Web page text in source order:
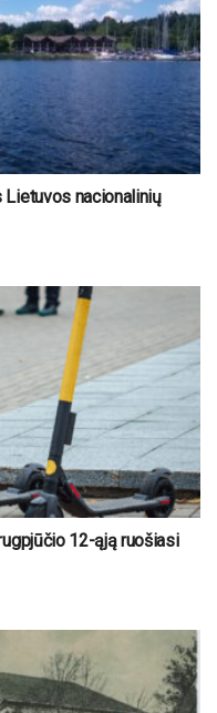
Lietuvos nacionalinių
12-ąją ruošiasi